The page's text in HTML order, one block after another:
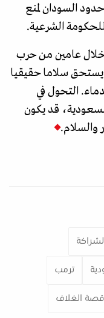
السودان لمنع
الشرعية.
خلال عامين من حرب
سلاما حقيقيا
التحول في
قد يكون
والسلام.​​
ترمب
قصة الغلاف